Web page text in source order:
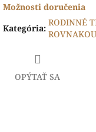
Možnosti doručenia
Kategória:
RODINNÉ
OPÝTAŤ SA